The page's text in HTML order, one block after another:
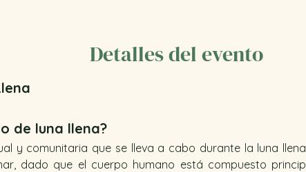
Detalles del evento
de luna llena?
y comunitaria que se lleva a cabo durante la luna
dado que el cuerpo humano está compuesto